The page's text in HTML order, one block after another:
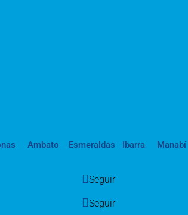
Ambato Esmeraldas Ibarra Manabí
Seguir
Seguir